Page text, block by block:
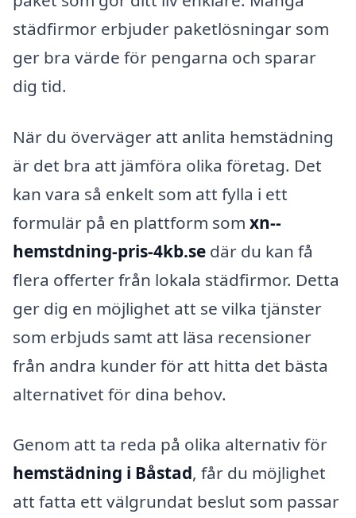
städfirmor erbjuder paketlösningar som
ger bra värde för pengarna och sparar
dig tid.
När du överväger att anlita hemstädning
är det bra att jämföra olika företag. Det
kan vara så enkelt som att fylla i ett
formulär på en plattform som xn--
hemstdning-pris-4kb.se där du kan få
flera offerter från lokala städfirmor. Detta
ger dig en möjlighet att se vilka tjänster
som erbjuds samt att läsa recensioner
från andra kunder för att hitta det bästa
alternativet för dina behov.
Genom att ta reda på olika alternativ för
hemstädning i Båstad, får du möjlighet
att fatta ett välgrundat beslut som passar